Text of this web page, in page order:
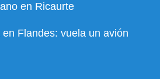
en Ricaurte
Flandes: vuela un avión